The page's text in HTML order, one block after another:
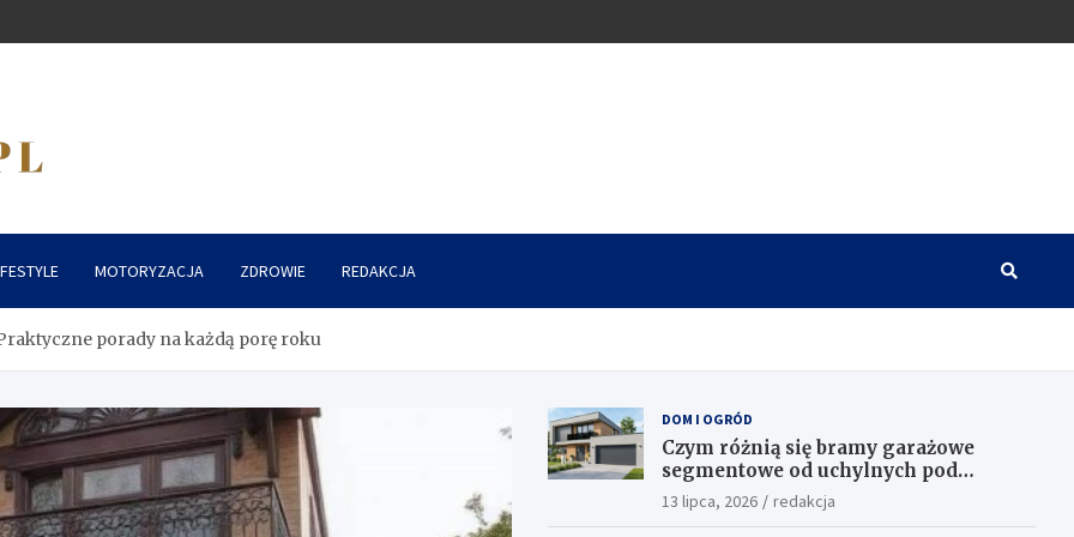
MOTORYZACJA ZDROWIE REDAKCJA
porady na każdą porę roku
DOM I OGRÓD
Czym różnią się bramy garażowe
segmentowe od uchylnych pod
względem funkcjonalności?
13 lipca, 2026 redakcja